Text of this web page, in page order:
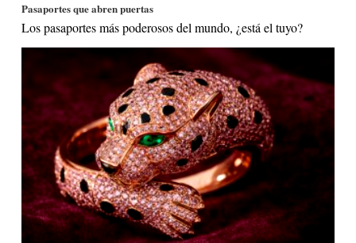
Pasaportes que abren puertas
Los pasaportes más poderosos del mundo, ¿está el tuyo?